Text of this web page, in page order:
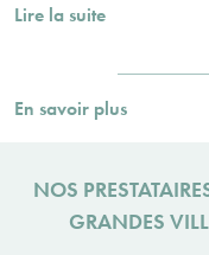
Lire la suite
En savoir plus
NOS
GRANDES